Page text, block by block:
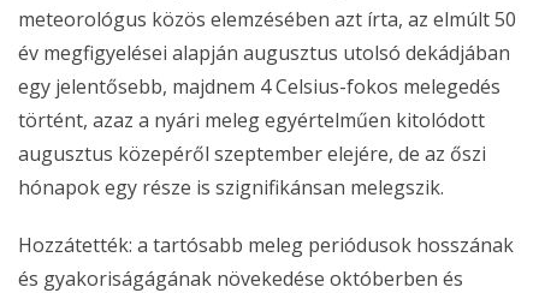
meteorológus közös elemzésében azt írta, az elmúlt 50
év megfigyelései alapján augusztus utolsó dekádjában
egy jelentősebb, majdnem 4 Celsius-fokos melegedés
történt, azaz a nyári meleg egyértelműen kitolódott
augusztus közepéről szeptember elejére, de az őszi
hónapok egy része is szignifikánsan melegszik.
Hozzátették: a tartósabb meleg periódusok hosszának
és gyakoriságágának növekedése októberben és